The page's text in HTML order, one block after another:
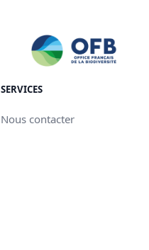
SERVICES
Nous contacter